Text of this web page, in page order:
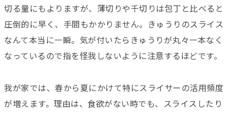
切る量にもよりますが、薄切りや千切りは包丁と比べると
圧倒的に早く、手間もかかりません。きゅうりのスライス
なんて本当に一瞬。気が付いたらきゅうりが丸々一本なく
なっているので指を怪我しないように注意するほどです。
我が家では、春から夏にかけて特にスライサーの活用頻度
が増えます。理由は、食欲がない時でも、スライスしたり